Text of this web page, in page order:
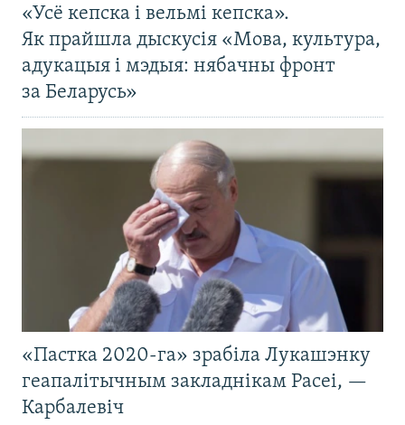
«Усё кепска і вельмі кепска».
Як прайшла дыскусія «Мова, культура,
адукацыя і мэдыя: нябачны фронт
за Беларусь»
«Пастка 2020-га» зрабіла Лукашэнку
геапалітычным закладнікам Расеі, —
Карбалевіч